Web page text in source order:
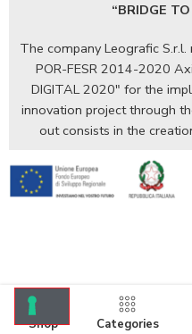
“BRIDGE
The company Leografic
POR-FESR 2014-2020
DIGITAL 2020" for the
innovation project through
out consists in the
Shop Categories